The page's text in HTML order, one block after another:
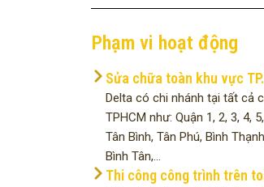
Phạm vi hoạt động
Sửa chữa toàn khu vực
Delta có chi nhánh tại tất cả
TPHCM như: Quận 1, 2, 3, 4,
Tân Bình, Tân Phú, Bình
Bình Tân,...
Thi công công trình trên